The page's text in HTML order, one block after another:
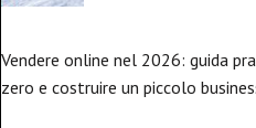
Vendere online nel 2026: guida
zero e costruire un piccolo